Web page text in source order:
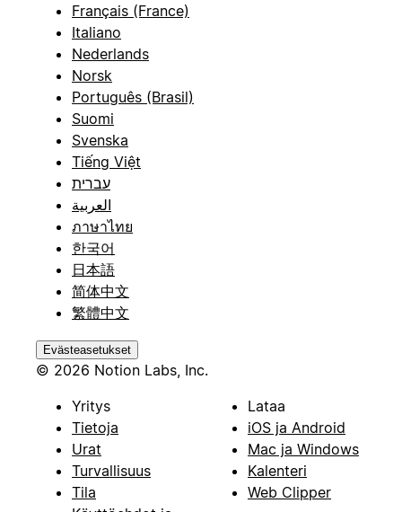
Français (France)
Italiano
Nederlands
Norsk
Português (Brasil)
Suomi
Svenska
Tiếng Việt
עברית
العربية
ภาษาไทย
한국어
日本語
简体中文
繁體中文
Evästeasetukset
© 2026 Notion Labs, Inc.
Yritys
Tietoja
Urat
Turvallisuus
Tila
Lataa
iOS ja Android
Mac ja Windows
Kalenteri
Web Clipper